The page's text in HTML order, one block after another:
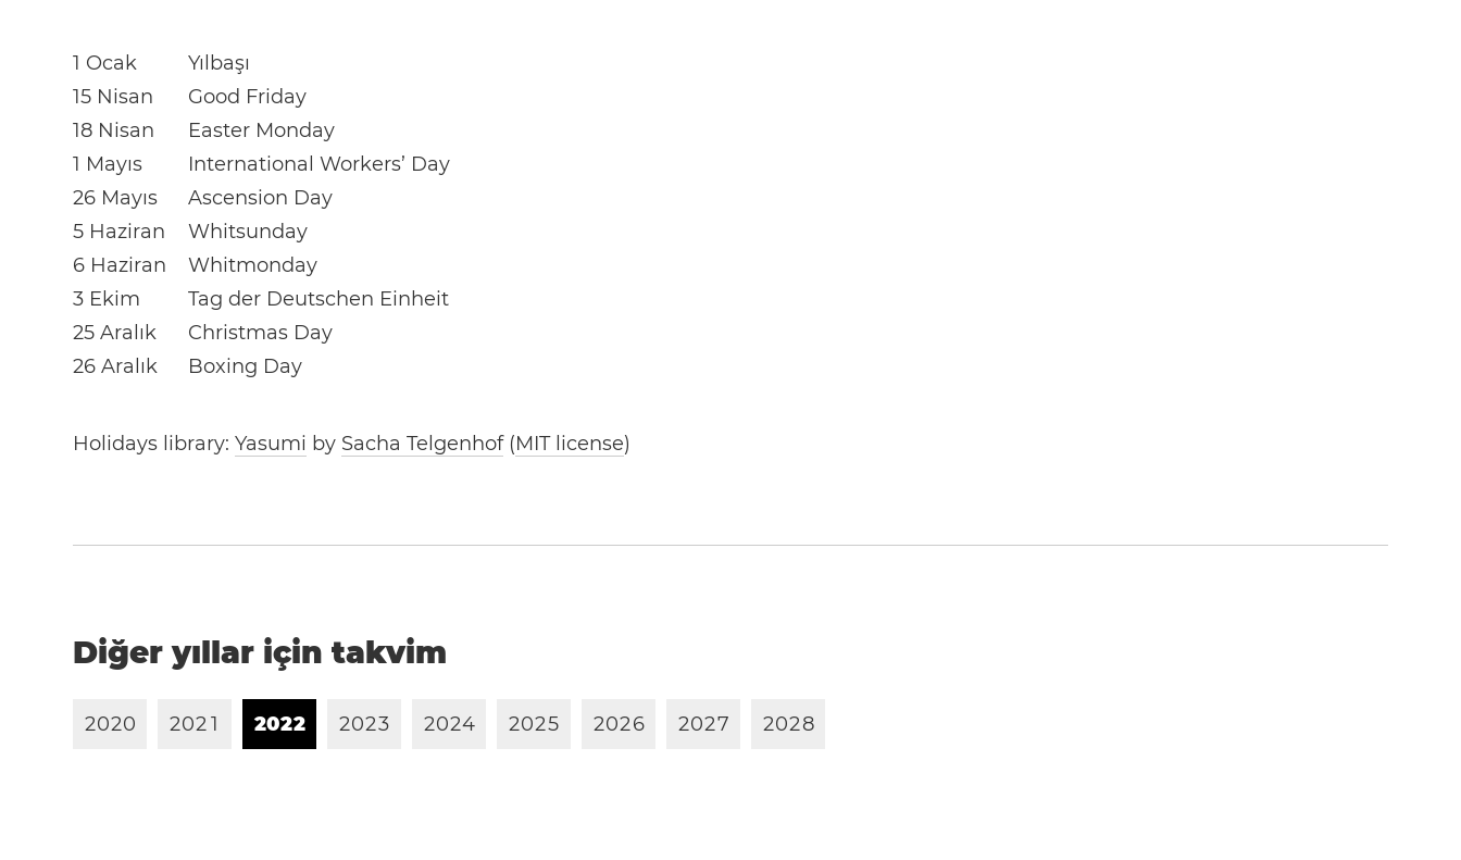
1 Ocak
Yılbaşı
15 Nisan
Good Friday
18 Nisan
Easter Monday
1 Mayıs
International Workers’ Day
26 Mayıs
Ascension Day
5 Haziran
Whitsunday
6 Haziran
Whitmonday
3 Ekim
Tag der Deutschen Einheit
25 Aralık
Christmas Day
26 Aralık
Boxing Day
Holidays library:Yasumi by Sacha Telgenhof(MIT license)
Diğer yıllar için takvim
2020 2021 2022 2023 2024 2025 2026 2027 2028